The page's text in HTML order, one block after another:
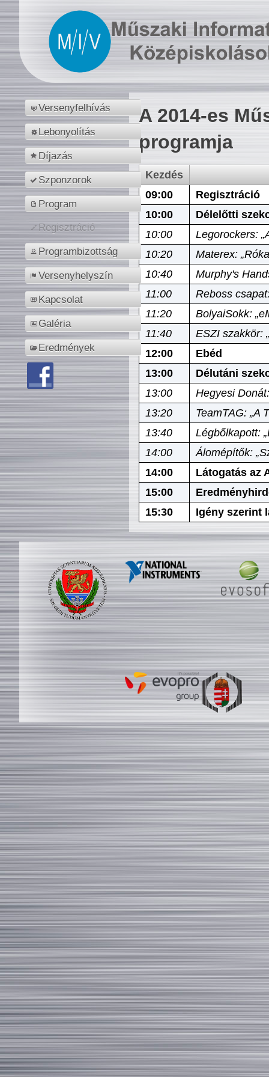
Versenyfelhívás
Lebonyolítás
Díjazás
Szponzorok
Program
Regisztráció
Programbizottság
Versenyhelyszín
Kapcsolat
Galéria
Eredmények
A 2014-es
programja
Kezdés
09:00
Regisztráció
10:00
Délelőtti
10:00
Legorockers:
10:20
Materex:
10:40
Murphy's
11:00
Reboss
11:20
BolyaiSokk:
11:40
ESZI szakkör:
12:00
Ebéd
13:00
Délutáni
13:00
Hegyesi
13:20
TeamTAG: „A
13:40
Légbőlkapott:
14:00
Álomépítők:
14:00
Látogatás az
15:00
15:30
Igény szerint